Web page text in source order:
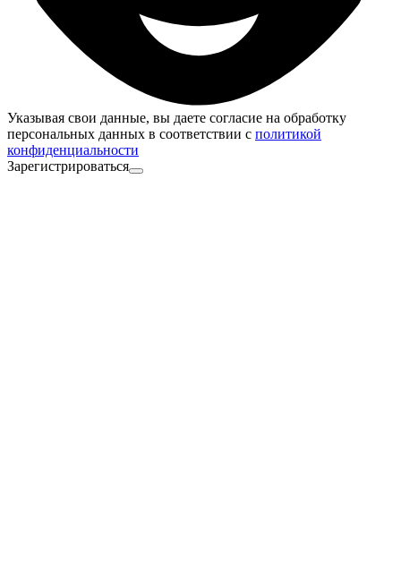
Указывая свои данные, вы даете согласие на обработку
персональных данных в соответствии с политикой
конфиденциальности
Зарегистрироваться